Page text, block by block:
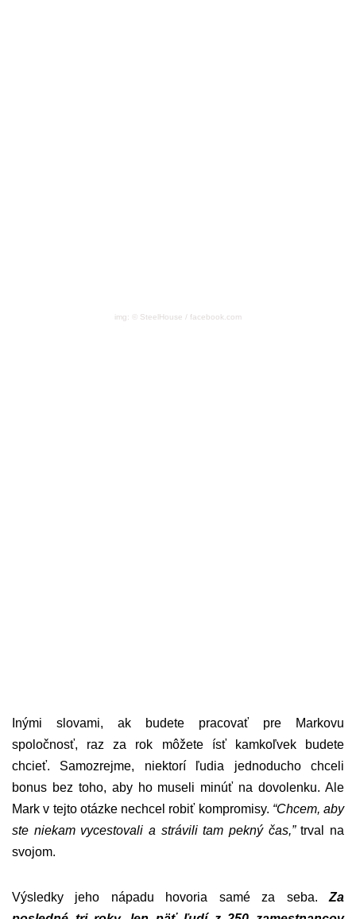
img: © SteelHouse / facebook.com
Inými slovami, ak budete pracovať pre Markovu
spoločnosť, raz za rok môžete ísť kamkoľvek budete
chcieť. Samozrejme, niektorí ľudia jednoducho chceli
bonus bez toho, aby ho museli minúť na dovolenku. Ale
Mark v tejto otázke nechcel robiť kompromisy. “Chcem, aby
ste niekam vycestovali a strávili tam pekný čas,”trval na
svojom.
Výsledky jeho nápadu hovoria samé za seba. Za